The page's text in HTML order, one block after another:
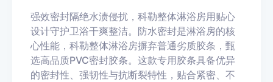
强效密封隔绝水渍侵扰，科勒整体淋浴房用贴心
设计守护卫浴干爽整洁。防水密封是淋浴房的核
心性能，科勒整体淋浴房摒弃普通劣质胶条，甄
选高品质PVC密封胶条。这款专用胶条具备优异
的密封性、强韧性与抗断裂特性，贴合紧密、不